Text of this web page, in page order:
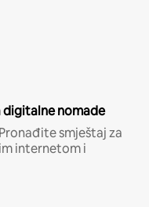
digitalne nomade
smještaj za
internetom i